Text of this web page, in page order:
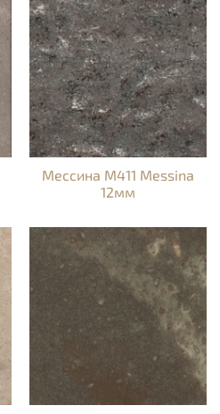
Мессина M411 Messina
12мм